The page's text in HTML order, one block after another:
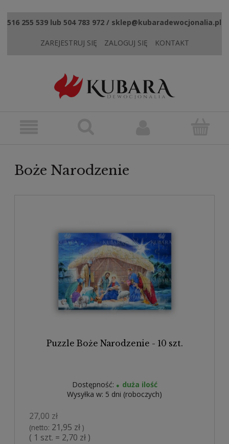
516 255 539 lub 504 783 972 / sklep@kubaradewocjonalia.pl
ZAREJESTRUJ SIĘ ZALOGUJ SIĘ KONTAKT
Boże Narodzenie
Puzzle Boże Narodzenie - 10 szt.
Dostępność:
duża ilość
Wysyłka w: 5 dni (roboczych)
27,00 zł
(netto: 21,95 zł )
( 1 szt. = 2,70 zł )